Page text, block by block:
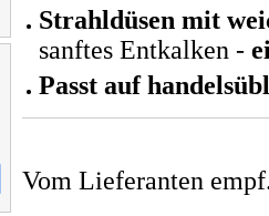
Strahldüsen mit
sanftes Entkalken -
Passt auf
Vom Lieferanten